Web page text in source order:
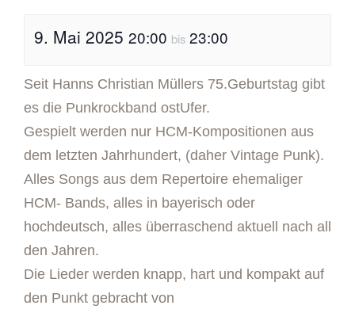
9. Mai 2025 20:00 bis 23:00
Seit Hanns Christian Müllers 75.Geburtstag gibt
es die Punkrockband ostUfer.
Gespielt werden nur HCM-Kompositionen aus
dem letzten Jahrhundert, (daher Vintage Punk).
Alles Songs aus dem Repertoire ehemaliger
HCM- Bands, alles in bayerisch oder
hochdeutsch, alles überraschend aktuell nach all
den Jahren.
Die Lieder werden knapp, hart und kompakt auf
den Punkt gebracht von